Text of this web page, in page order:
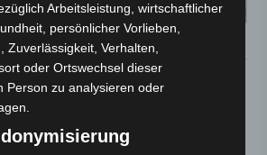
Arbeitsleistung, wirtschaftlicher
persönlicher Vorlieben,
Zuverlässigkeit, Verhalten,
oder Ortswechsel dieser
Person zu analysieren oder